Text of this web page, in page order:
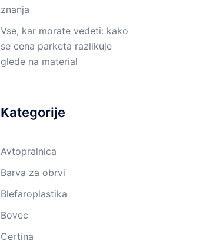
znanja
Vse, kar morate vedeti: kako
se cena parketa razlikuje
glede na material
Kategorije
Avtopralnica
Barva za obrvi
Blefaroplastika
Bovec
Certina